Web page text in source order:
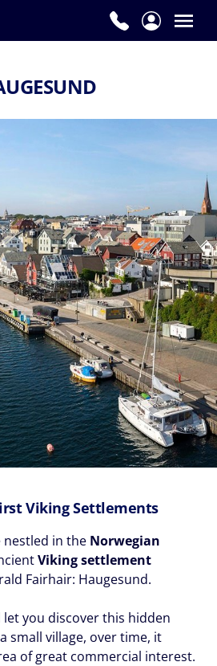
Viking Settlements
nestled in the Norwegian
Viking settlement
Fairhair: Haugesund.
let you discover this hidden
small village, over time, it
of great commercial interest.